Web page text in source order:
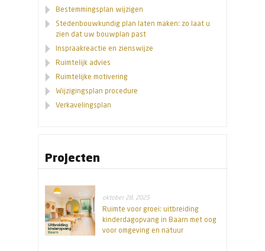
Bestemmingsplan wijzigen
Stedenbouwkundig plan laten maken: zo laat u
zien dat uw bouwplan past
Inspraakreactie en zienswijze
Ruimtelijk advies
Ruimtelijke motivering
Wijzigingsplan procedure
Verkavelingsplan
Projecten
oktober 28, 2025
Ruimte voor groei: uitbreiding
kinderdagopvang in Baarn met oog
voor omgeving en natuur